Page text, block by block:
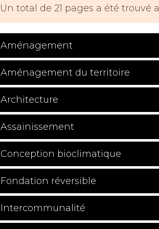
Un total de 21 pages a été trouvé
Aménagement
Aménagement du territoire
Architecture
Assainissement
Conception bioclimatique
Fondation réversible
Intercommunalité